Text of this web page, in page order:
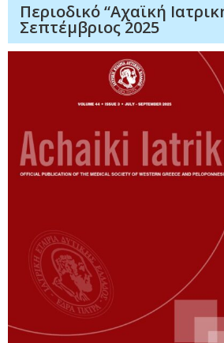
Περιοδικό “Αχαϊκή
Σεπτέμβριος 2025